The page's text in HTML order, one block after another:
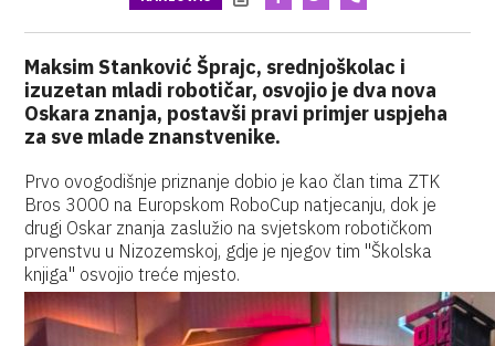
Maksim Stanković Šprajc, srednjoškolac i
izuzetan mladi robotičar, osvojio je dva nova
Oskara znanja, postavši pravi primjer uspjeha
za sve mlade znanstvenike.
Prvo ovogodišnje priznanje dobio je kao član tima ZTK
Bros 3000 na Europskom RoboCup natjecanju, dok je
drugi Oskar znanja zaslužio na svjetskom robotičkom
prvenstvu u Nizozemskoj, gdje je njegov tim "Školska
knjiga" osvojio treće mjesto.